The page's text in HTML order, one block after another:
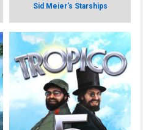
Sid Meier's Starships